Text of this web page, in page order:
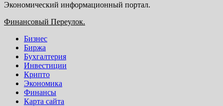
Экономический информационный портал.
Основное
Финансовый Переулок.
Бизнес
Биржа
Бухгалтерия
Инвестиции
Крипто
Экономика
Финансы
Карта сайта